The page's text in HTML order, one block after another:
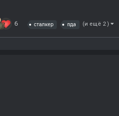
6 сталкер пда (и ещё 2 )